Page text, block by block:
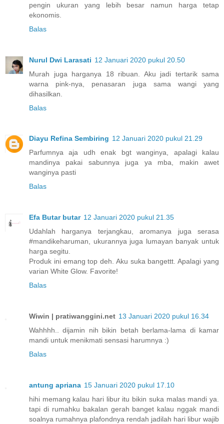
pengin ukuran yang lebih besar namun harga tetap
ekonomis.
Balas
Nurul Dwi Larasati 12 Januari 2020 pukul 20.50
Murah juga harganya 18 ribuan. Aku jadi tertarik sama
warna pink-nya, penasaran juga sama wangi yang
dihasilkan.
Balas
Diayu Refina Sembiring 12 Januari 2020 pukul 21.29
Parfumnya aja udh enak bgt wanginya, apalagi kalau
mandinya pakai sabunnya juga ya mba, makin awet
wanginya pasti
Balas
Efa Butar butar 12 Januari 2020 pukul 21.35
Udahlah harganya terjangkau, aromanya juga serasa
#mandikeharuman, ukurannya juga lumayan banyak untuk
harga segitu.
Produk ini emang top deh. Aku suka bangettt. Apalagi yang
varian White Glow. Favorite!
Balas
Wiwin | pratiwanggini.net 13 Januari 2020 pukul 16.34
Wahhhh.. dijamin nih bikin betah berlama-lama di kamar
mandi untuk menikmati sensasi harumnya :)
Balas
antung apriana 15 Januari 2020 pukul 17.10
hihi memang kalau hari libur itu bikin suka malas mandi ya.
tapi di rumahku bakalan gerah banget kalau nggak mandi
soalnya rumahnya plafondnya rendah jadilah hari libur wajib